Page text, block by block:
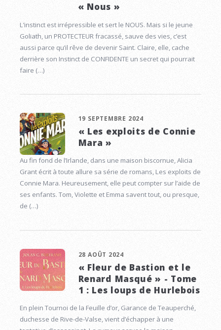
« Nous »
L’instinct est irrépressible et sert le NOUS. Mais si le jeune
Goliath, un PROTECTEUR fracassé, sauve des vies, c’est
aussi parce qu’il rêve de devenir Saint. Claire, elle, cache
derrière son Instinct de CONFIDENTE un secret qui pourrait
faire (…)
19 SEPTEMBRE 2024
« Les exploits de Connie
Mara »
Au fin fond de l’Irlande, dans une maison biscornue, Alicia
Grant écrit à toute allure sa série de romans, Les exploits de
Connie Mara. Heureusement, elle peut compter sur l’aide de
ses enfants. Tom, Violette et Emma savent tout, ou presque,
de (…)
28 AOÛT 2024
« Fleur de Bastion et le
Renard Masqué » - Tome
1 : Les loups de Hurlebois
En plein Tournoi de la Feuille d’or, Garance de Teauperché,
duchesse de Rive-de-Valse, vient d’échapper à une